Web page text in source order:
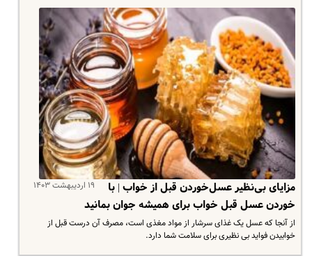
۱۹ اردیبهشت ۱۴۰۳
مزایای بی‌نظیر عسل‌خوردن قبل از خواب | با
خوردن عسل قبل خواب برای همیشه جوان بمانید
از آنجا که عسل یک غذای سرشار از مواد مغذی است، مصرف آن درست قبل از
خوابیدن فواید بی نظیری برای سلامت شما دارد.